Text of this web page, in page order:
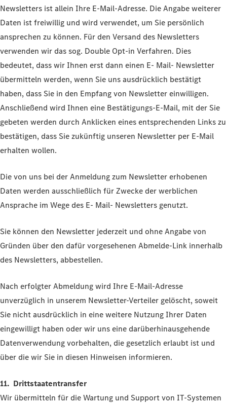
Newsletters ist allein Ihre E-Mail-Adresse. Die Angabe weiterer
Daten ist freiwillig und wird verwendet, um Sie persönlich
ansprechen zu können. Für den Versand des Newsletters
verwenden wir das sog. Double Opt-in Verfahren. Dies
bedeutet, dass wir Ihnen erst dann einen E- Mail- Newsletter
übermitteln werden, wenn Sie uns ausdrücklich bestätigt
haben, dass Sie in den Empfang von Newsletter einwilligen.
Anschließend wird Ihnen eine Bestätigungs-E-Mail, mit der Sie
gebeten werden durch Anklicken eines entsprechenden Links zu
bestätigen, dass Sie zukünftig unseren Newsletter per E-Mail
erhalten wollen.
Die von uns bei der Anmeldung zum Newsletter erhobenen
Daten werden ausschließlich für Zwecke der werblichen
Ansprache im Wege des E- Mail- Newsletters genutzt.
Sie können den Newsletter jederzeit und ohne Angabe von
Gründen über den dafür vorgesehenen Abmelde-Link innerhalb
des Newsletters, abbestellen.
Nach erfolgter Abmeldung wird Ihre E-Mail-Adresse
unverzüglich in unserem Newsletter-Verteiler gelöscht, soweit
Sie nicht ausdrücklich in eine weitere Nutzung Ihrer Daten
eingewilligt haben oder wir uns eine darüberhinausgehende
Datenverwendung vorbehalten, die gesetzlich erlaubt ist und
über die wir Sie in diesen Hinweisen informieren.
11. Drittstaatentransfer
Wir übermitteln für die Wartung und Support von IT-Systemen